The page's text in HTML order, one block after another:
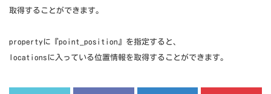
取得することができます。
propertyに『point_position』を指定すると、
locationsに入っている位置情報を取得することができます。